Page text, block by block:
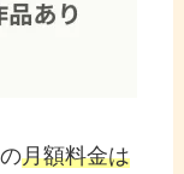
月額料金は